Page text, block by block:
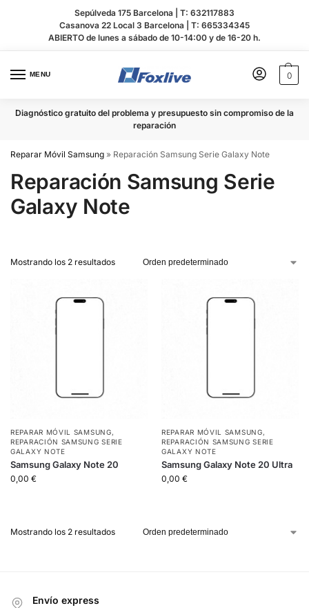
Sepúlveda 175 Barcelona | T: 632117883
Casanova 22 Local 3 Barcelona | T: 665334345
ABIERTO de lunes a sábado de 10-14:00 y de 16-20 h.
MENU 0
Diagnóstico gratuito del problema y presupuesto sin compromiso de la
reparación
Reparar Móvil Samsung » Reparación Samsung Serie Galaxy Note
Reparación Samsung Serie
Galaxy Note
Mostrando los 2 resultados
REPARAR MÓVIL SAMSUNG,
REPARACIÓN SAMSUNG SERIE
GALAXY NOTE
Samsung Galaxy Note 20
0,00 €
REPARAR MÓVIL SAMSUNG,
REPARACIÓN SAMSUNG SERIE
GALAXY NOTE
Samsung Galaxy Note 20 Ultra
0,00 €
Mostrando los 2 resultados
Envío express